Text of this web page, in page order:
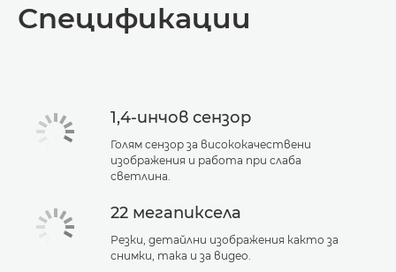
Спецификации
1,4-инчов сензор
Голям сензор за висококачествени
изображения и работа при слаба
светлина.
22 мегапиксела
Резки, детайлни изображения както за
снимки, така и за видео.